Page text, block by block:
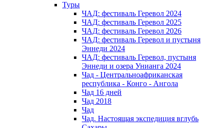
Туры
ЧАД: фестиваль Геревол 2024
ЧАД: фестиваль Геревол 2025
ЧАД: фестиваль Геревол 2026
ЧАД: фестиваль Геревол и пустыня
Эннеди 2024
ЧАД: фестиваль Геревол, пустыня
Эннеди и озера Унианга 2024
Чад - Центральноафриканская
республика - Конго - Ангола
Чад 16 дней
Чад 2018
Чад
Чад. Настоящая экспедиция вглубь